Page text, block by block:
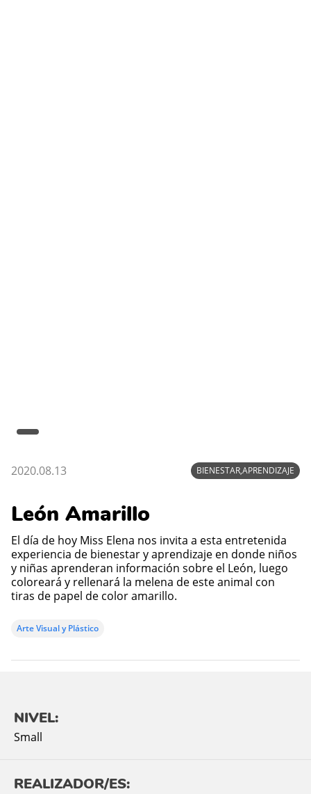
2020.08.13 BIENESTAR,APRENDIZAJE
León Amarillo
El día de hoy Miss Elena nos invita a esta entretenida
experiencia de bienestar y aprendizaje en donde niños
y niñas aprenderan información sobre el León, luego
coloreará y rellenará la melena de este animal con
tiras de papel de color amarillo.
Arte Visual y Plástico
NIVEL:
Small
REALIZADOR/ES: